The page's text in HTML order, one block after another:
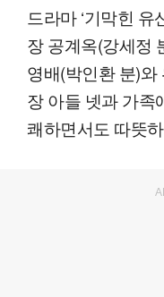
드라마 ‘기막힌 유
장 공계옥(강세정
영배(박인환 분)
장 아들 넷과 가족
쾌하면서도 따뜻